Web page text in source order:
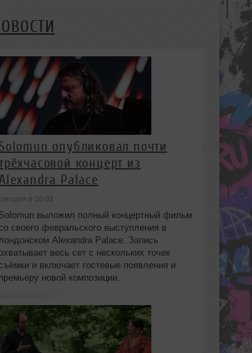
Solomun опубликовал почти
концерт из
Alexandra Palace
сегодня в 16:01
Solomun выложил полный концертный фильм
своего февральского выступления в
Alexandra Palace. Запись
весь сет с нескольких точек
и включает гостевые появления и
премьеру новой композиции.